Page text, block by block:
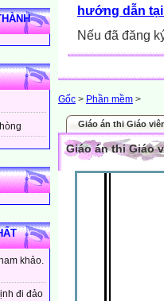
khảo.
đi đảo
hướng dẫn
Nếu đã đăng
Gốc > Phần mềm >
Giáo án thi Giáo
Giáo án thi Giáo